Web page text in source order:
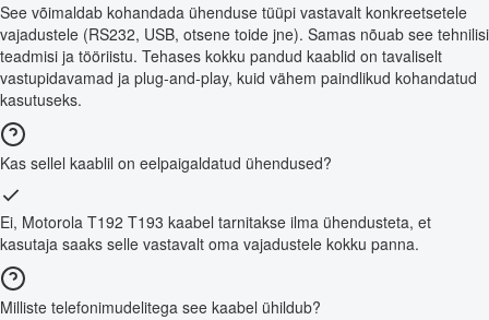
See võimaldab kohandada ühenduse tüüpi vastavalt konkreetsetele
vajadustele (RS232, USB, otsene toide jne). Samas nõuab see tehnilisi
teadmisi ja tööriistu. Tehases kokku pandud kaablid on tavaliselt
vastupidavamad ja plug-and-play, kuid vähem paindlikud kohandatud
kasutuseks.
Kas sellel kaablil on eelpaigaldatud ühendused?
Ei, Motorola T192 T193 kaabel tarnitakse ilma ühendusteta, et
kasutaja saaks selle vastavalt oma vajadustele kokku panna.
Milliste telefonimudelitega see kaabel ühildub?